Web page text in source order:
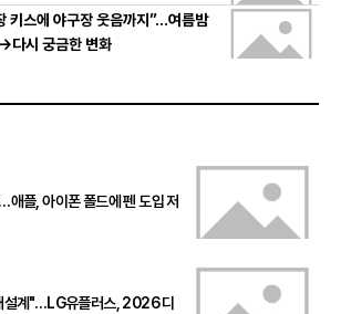
키스에 야구장 웃음까지”…여름밤
다시 궁금한 변화
애플, 아이폰 폴드에 펜 도입 저
계"…LG유플러스, 2026 디